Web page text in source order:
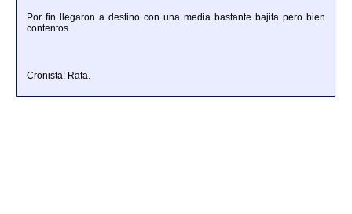
Por fin llegaron a destino con una media bastante bajita pero bien
contentos.
Cronista: Rafa.